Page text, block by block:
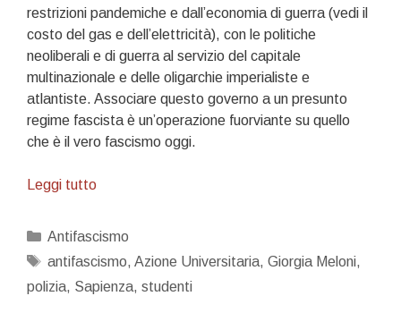
restrizioni pandemiche e dall’economia di guerra (vedi il
costo del gas e dell’elettricità), con le politiche
neoliberali e di guerra al servizio del capitale
multinazionale e delle oligarchie imperialiste e
atlantiste. Associare questo governo a un presunto
regime fascista è un’operazione fuorviante su quello
che è il vero fascismo oggi.
Leggi tuttoSull’antifascismo
la
rivoluzione
Categorie
Antifascismo
Tag
antifascismo, Azione Universitaria, Giorgia Meloni,
polizia, Sapienza, studenti